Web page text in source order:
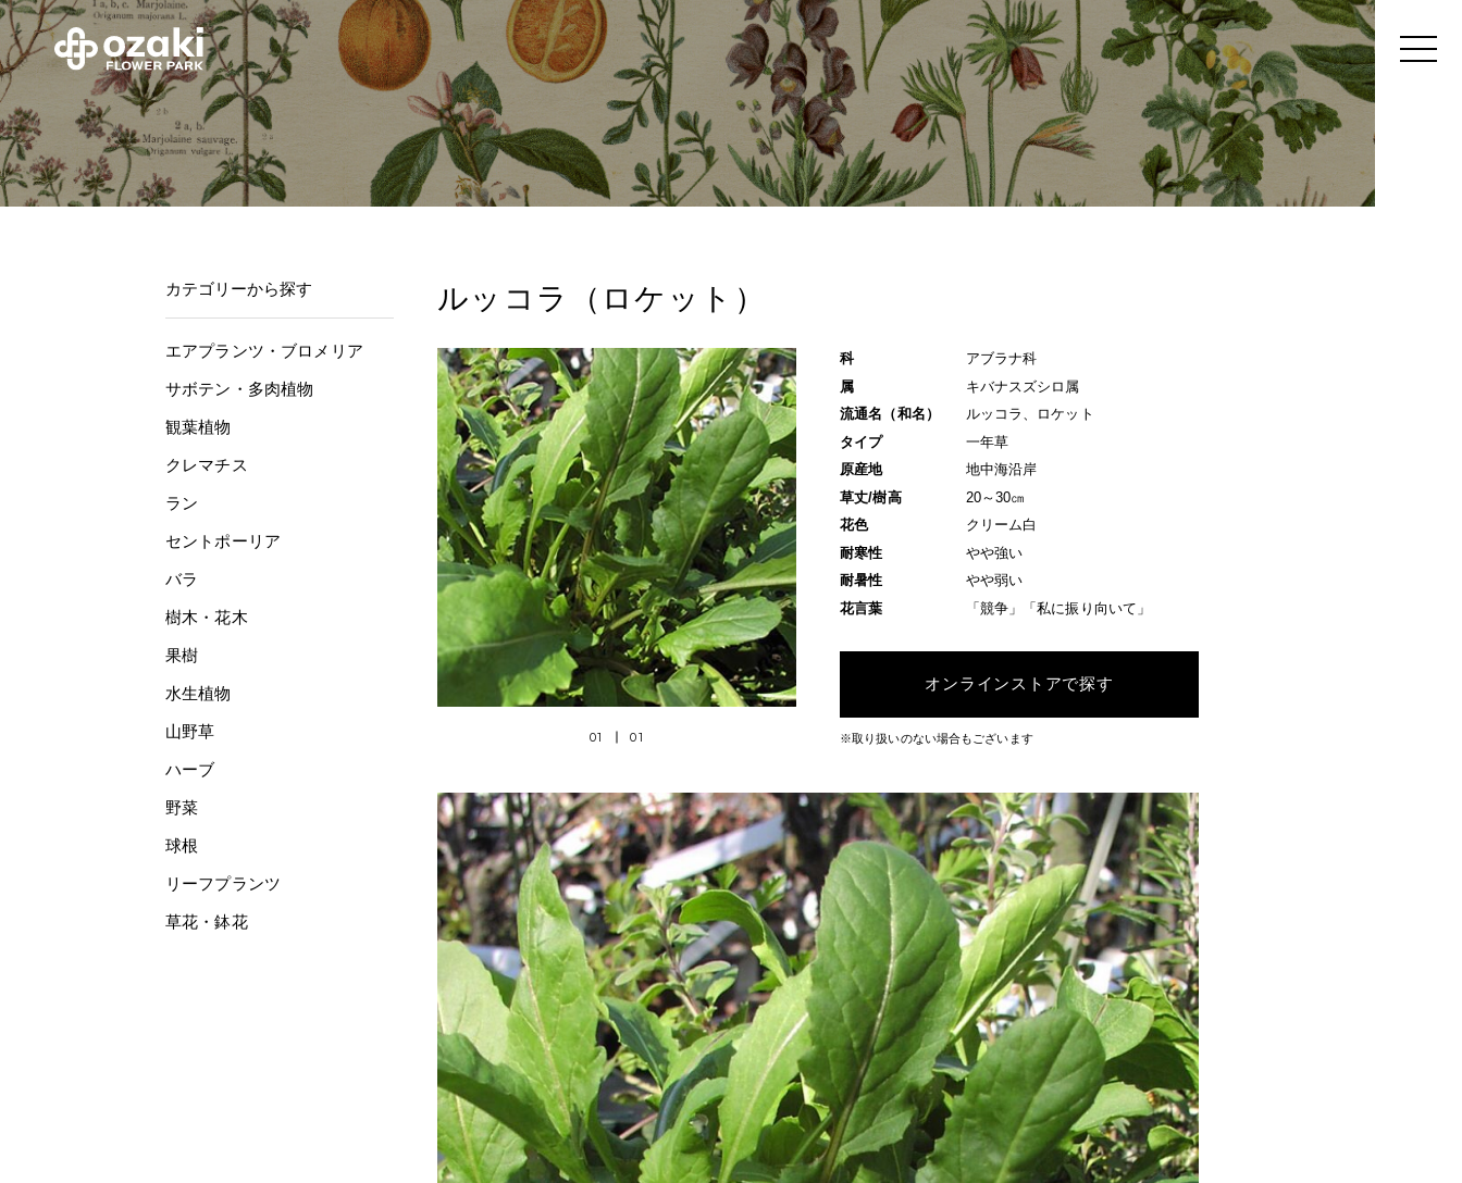
ルッコラ（ロケット）
01 01
科
アブラナ科
属
キバナスズシロ属
流通名（和名）
ルッコラ、ロケット
タイプ
一年草
原産地
地中海沿岸
草丈/樹高
20～30㎝
花色
クリーム白
耐寒性
やや強い
耐暑性
やや弱い
花言葉
「競争」「私に振り向いて」
オンラインストアで探す
※取り扱いのない場合もございます
カテゴリーから探す
エアプランツ・ブロメリア
サボテン・多肉植物
観葉植物
クレマチス
ラン
セントポーリア
バラ
樹木・花木
果樹
水生植物
山野草
ハーブ
野菜
球根
リーフプランツ
草花・鉢花